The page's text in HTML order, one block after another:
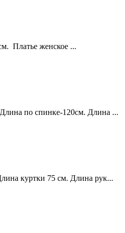
Платье женское ...
по спинке-120см. Длина ...
куртки 75 см. Длина рук...